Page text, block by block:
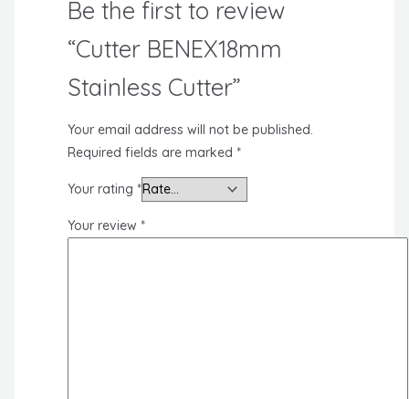
Be the first to review
“Cutter BENEX18mm
Stainless Cutter”
Your email address will not be published.
Required fields are marked *
Your rating *
Your review *